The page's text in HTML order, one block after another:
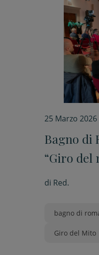
25 Marzo 2026
Bagno di
“Giro del
di Red.
bagno di
Giro del Mito